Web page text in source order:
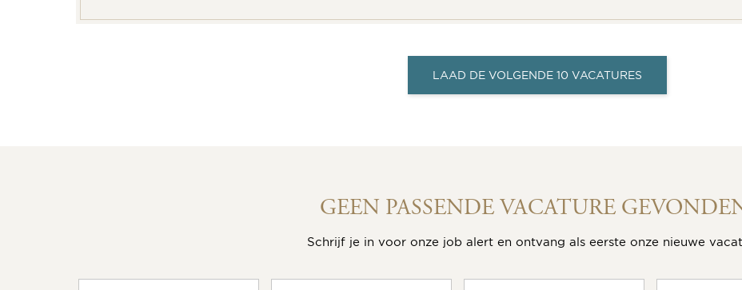
LAAD DE VOLGENDE 10 VACATURES
GEEN PASSENDE VACATURE
Schrijf je in voor onze job alert en ontvang als eerste onze nieuwe